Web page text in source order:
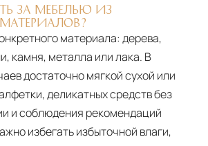
ЗА МЕБЕЛЬЮ ИЗ
материала: дерева,
камня, металла или лака. В
достаточно мягкой сухой или
деликатных средств без
и соблюдения рекомендаций
избегать избыточной влаги,